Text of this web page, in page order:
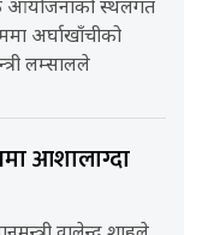
आयोजनाको स्थलगत
अर्घाखाँचीको
लम्सालले
आशालाग्दा